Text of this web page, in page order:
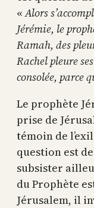
«Alors
Jérémie, le
Ramah, des
Rachel pleure
consolée, parce
Le prophète
prise de
témoin de
question est
subsister
du Prophète
Jérusalem, il